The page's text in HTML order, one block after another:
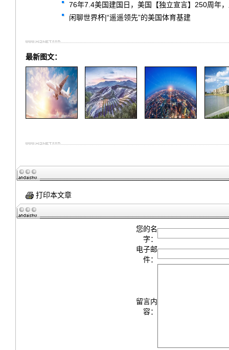
76年7.4美国建国日，美国【独立宣言】250周年
闲聊世界杯|“遥遥领先”的美国体育基建
最新图文：
打印本文章
您的名
字：
电子邮
件：
留言内
容：